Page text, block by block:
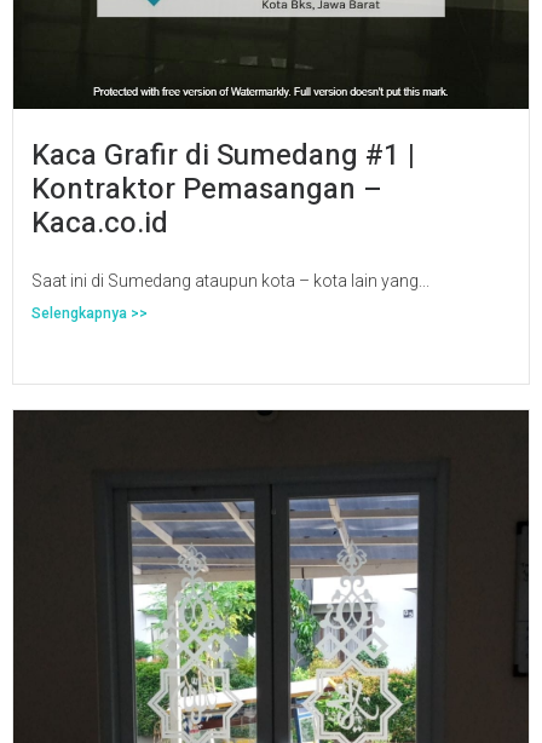
Kaca Grafir di Sumedang #1 |
Kontraktor Pemasangan –
Kaca.co.id
Saat ini di Sumedang ataupun kota – kota lain yang...
Selengkapnya >>